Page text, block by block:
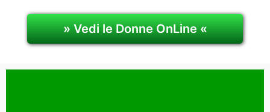
» Vedi le Donne OnLine «